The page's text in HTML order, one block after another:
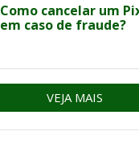
Como cancelar um
em caso de fraude?
VEJA MAIS